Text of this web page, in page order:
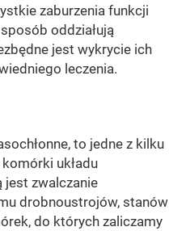
zaburzenia funkcji
oddziałują
jest wykrycie ich
leczenia.
to jedne z kilku
układu
jest zwalczanie
drobnoustrojów, stanów
do których zaliczamy